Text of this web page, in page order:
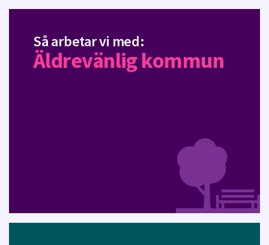
Så arbetar vi med:
Äldrevänlig kommun